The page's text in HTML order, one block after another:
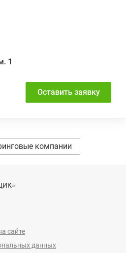
1
Оставить заявку
компании
сайте
данных